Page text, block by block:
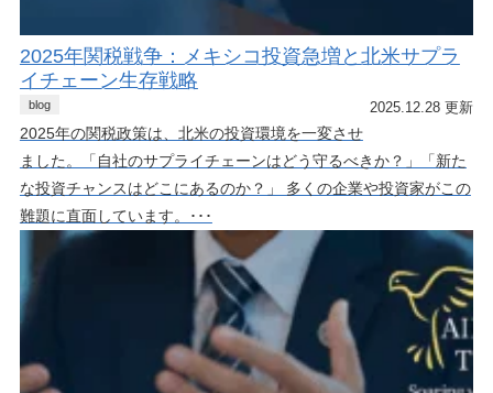
2025年関税戦争：メキシコ投資急増と北米サプラ
イチェーン生存戦略
blog 2025.12.28 更新
2025年の関税政策は、北米の投資環境を一変させ
ました。「自社のサプライチェーンはどう守るべきか？」「新た
な投資チャンスはどこにあるのか？」 多くの企業や投資家がこの
難題に直面しています。･･･